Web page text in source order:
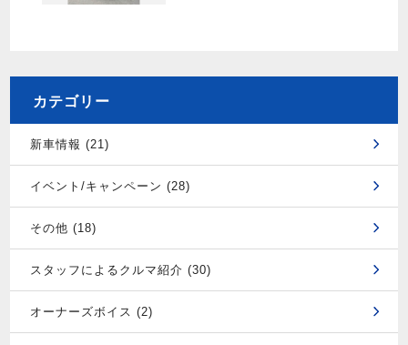
カテゴリー
新車情報 (21)
イベント/キャンペーン (28)
その他 (18)
スタッフによるクルマ紹介 (30)
オーナーズボイス (2)